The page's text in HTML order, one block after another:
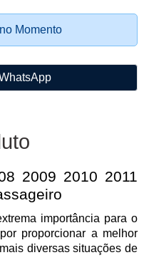
Momento
2009 2010 2011
importância para o
proporcionar a melhor
diversas situações de